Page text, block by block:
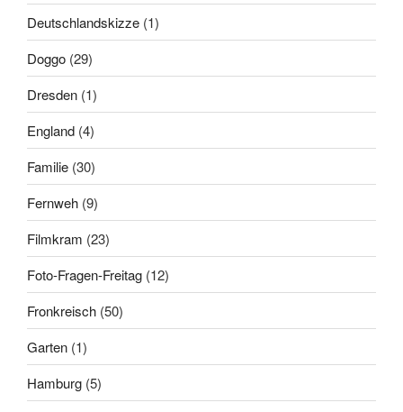
Deutschlandskizze (1)
Doggo (29)
Dresden (1)
England (4)
Familie (30)
Fernweh (9)
Filmkram (23)
Foto-Fragen-Freitag (12)
Fronkreisch (50)
Garten (1)
Hamburg (5)